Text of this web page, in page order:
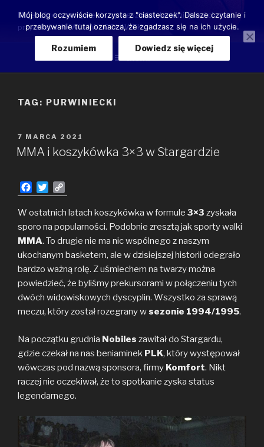
treści
Moje luźne przemyślenia o przeszłości, teraźniejszości oraz
przyszłości ANWILU WŁOCŁAWEK
TAG: PURWINIECKI
OPUBLIKOWANE
W
7 MARCA 2021
MMA i koszykówka 3×3 w Stargardzie
a
c
e
o
o
k
w
i
t
e
r
o
p
y
L
i
n
k
W ostatnich latach koszykówka w formule 3×3 zyskała
sporo na popularności. Podobnie zresztą jak sporty walki
MMA. To drugie nie ma nic wspólnego z naszym
ukochanym basketem, ale w dzisiejszej historii odegrało
bardzo ważną rolę. Z uśmiechem na twarzy można
powiedzieć, że byliśmy prekursorami w połączeniu tych
dwóch widowiskowych dyscyplin. Wszystko za sprawą
meczu, który został rozegrany wsezonie 1994/1995.
Na początku grudnia Nobiles zawitał do Stargardu,
gdzie czekał na nas beniaminek PLK, który występował
wówczas pod nazwą sponsora, firmy Komfort. Nikt
raczej nie oczekiwał, że to spotkanie zyska status
legendarnego.
Mój blog oczywiście korzysta z "ciasteczek". Dalsze czytanie i
przebywanie tutaj oznacza, że zgadzasz się na ich użycie.
Rozumiem Dowiedz się więcej